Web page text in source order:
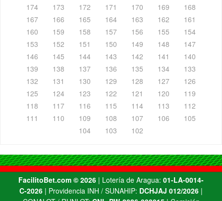
174
173 172 171 170 169
168
167
166 165 164 163 162
161
160
159 158 157 156 155
154
153
152 151 150 149 148
147
146
145 144 143 142 141
140
139
138 137 136 135 134
133
132
131 130 129 128 127
126
125
124 123 122 121 120
119
118
117 116 115 114 113
112
111
110 109 108 107 106
105
104
103 102
FacilitoBet.com ©️ 2026 | Lotería de Aragua: 01-LA-0014-
C-2026 | Providencia INH / SUNAHIP: DCHJAJ 012/2026 |